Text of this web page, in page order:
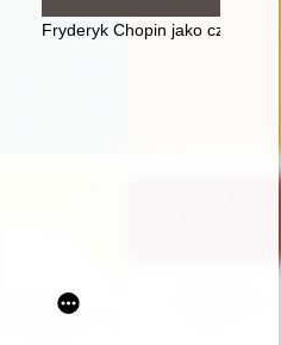
on Chopin's thoughts
Fryderyk Chopin jako człowiek
Chopinie